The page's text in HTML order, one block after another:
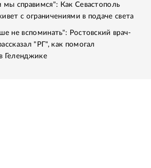
мы справимся": Как Севастополь
с ограничениями в подаче света
не вспоминать": Ростовский врач-
"РГ", как помогал
Геленджике